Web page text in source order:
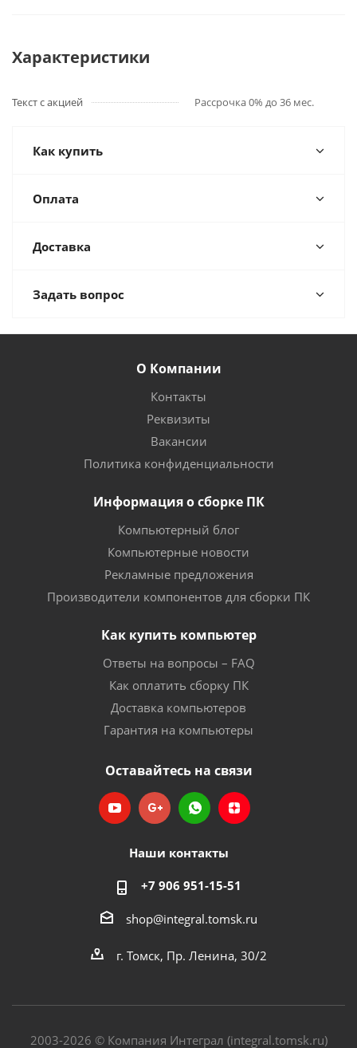
Характеристики
Текст с акцией Рассрочка 0% до 36 мес.
Как купить
Оплата
Доставка
Задать вопрос
О Компании
Контакты
Реквизиты
Вакансии
Политика конфиденциальности
Информация о сборке ПК
Компьютерный блог
Компьютерные новости
Рекламные предложения
Производители компонентов для сборки ПК
Как купить компьютер
Ответы на вопросы – FAQ
Как оплатить сборку ПК
Доставка компьютеров
Гарантия на компьютеры
Оставайтесь на связи
Наши контакты
+7 906 951-15-51
shop@integral.tomsk.ru
г. Томск, Пр. Ленина, 30/2
2003-2026 © Компания Интеграл (integral.tomsk.ru)